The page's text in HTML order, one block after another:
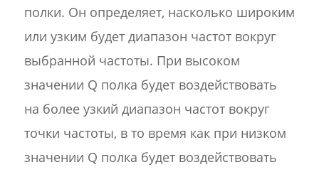
полки. Он определяет, насколько широким
или узким будет диапазон частот вокруг
выбранной частоты. При высоком
значении Q полка будет воздействовать
на более узкий диапазон частот вокруг
точки частоты, в то время как при низком
значении Q полка будет воздействовать